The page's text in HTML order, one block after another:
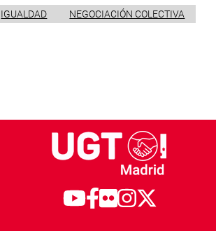
IGUALDAD NEGOCIACIÓN COLECTIVA